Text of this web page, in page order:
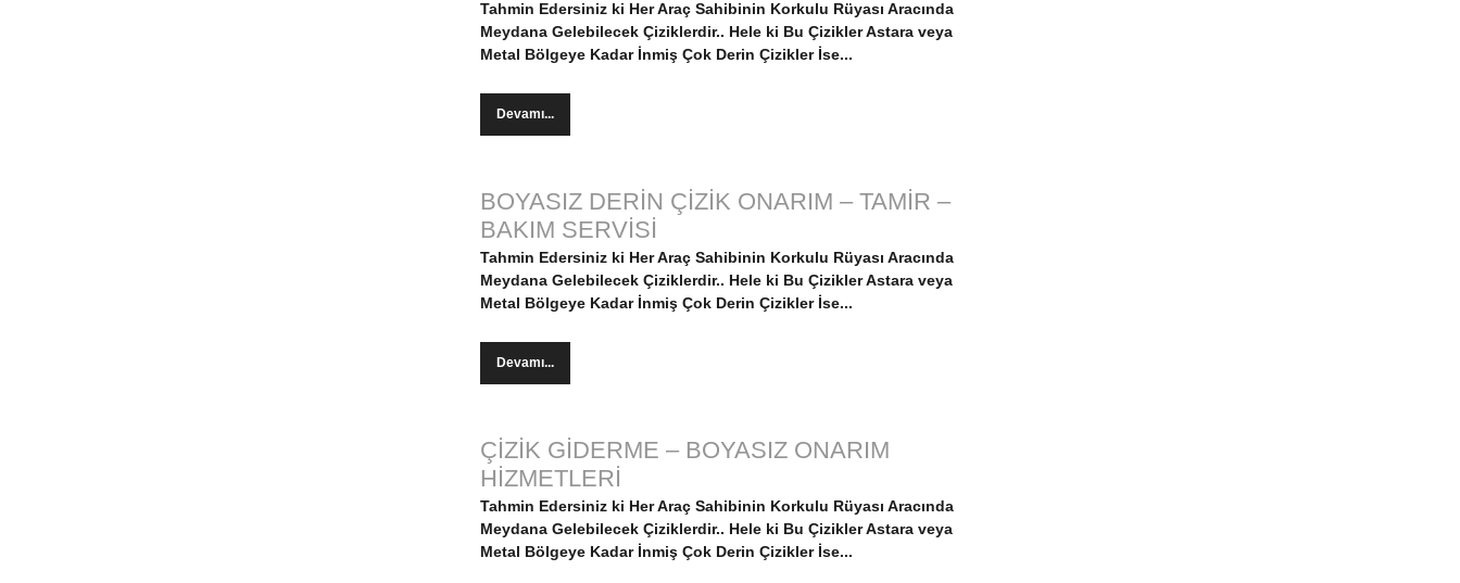
Tahmin Edersiniz ki Her Araç Sahibinin Korkulu Rüyası Aracında
Meydana Gelebilecek Çiziklerdir.. Hele ki Bu ÇiziklerAstara veya
Metal Bölgeye Kadar İnmiş Çok Derin Çizikler İse...
Devamı...
BOYASIZ DERİN ÇİZİK ONARIM – TAMİR –
BAKIM SERVİSİ
Tahmin Edersiniz ki Her Araç Sahibinin Korkulu Rüyası Aracında
Meydana Gelebilecek Çiziklerdir.. Hele ki Bu ÇiziklerAstara veya
Metal Bölgeye Kadar İnmiş Çok Derin Çizikler İse...
Devamı...
ÇİZİK GİDERME – BOYASIZ ONARIM
HİZMETLERİ
Tahmin Edersiniz ki Her Araç Sahibinin Korkulu Rüyası Aracında
Meydana Gelebilecek Çiziklerdir.. Hele ki Bu ÇiziklerAstara veya
Metal Bölgeye Kadar İnmiş Çok Derin Çizikler İse...